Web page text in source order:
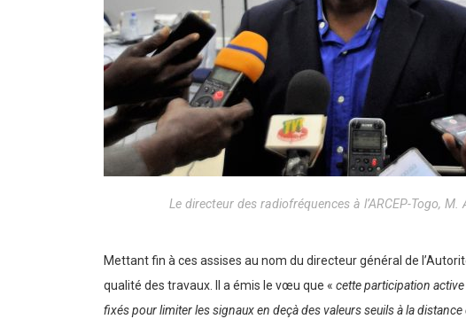
Le directeur des radiofréquences à l’ARCEP-Togo, M.
Mettant fin à ces assises au nom du directeur général de
qualité des travaux. Il a émis le vœu que « cette participation
fixés pour limiter les signaux en deçà des valeurs seuils à la